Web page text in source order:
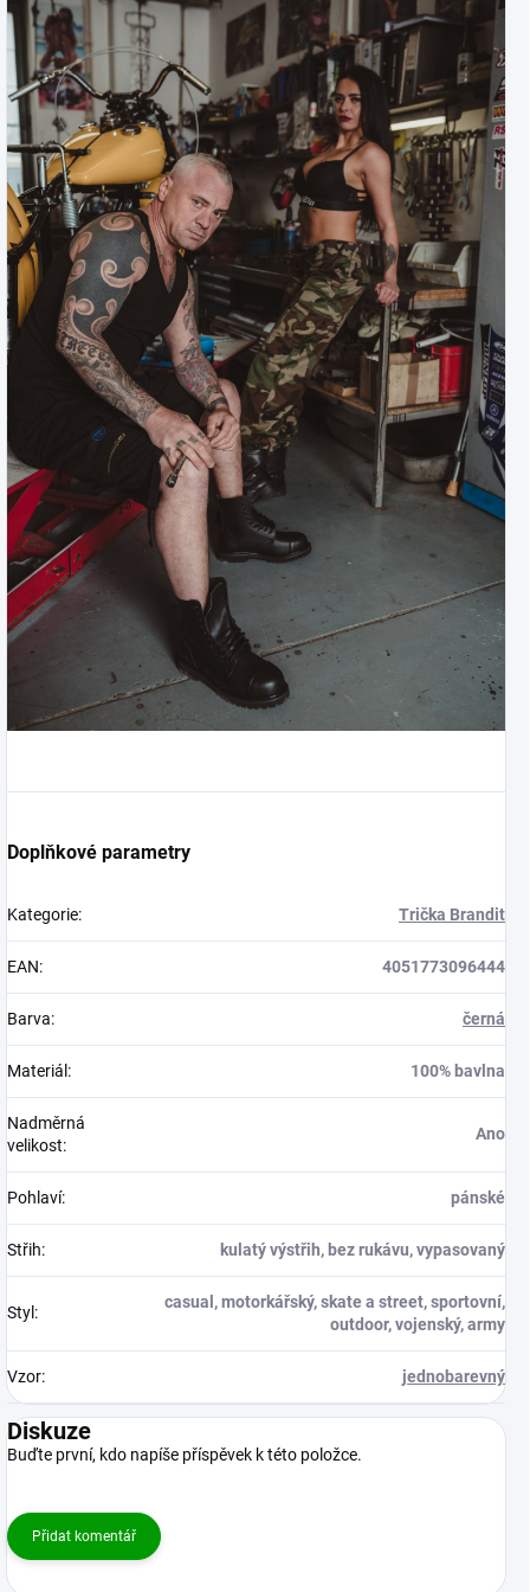
Doplňkové parametry
Kategorie: Trička Brandit
EAN: 4051773096444
Barva: černá
Materiál : 100% bavlna
Nadměrná
velikost:
Ano
Pohlaví: pánské
Střih: kulatý výstřih, bez rukávu, vypasovaný
Styl :
casual, motorkářský, skate a street, sportovní,
outdoor, vojenský, army
Vzor: jednobarevný
Diskuze
Buďte první, kdo napíše příspěvek k této položce.
Přidat komentář